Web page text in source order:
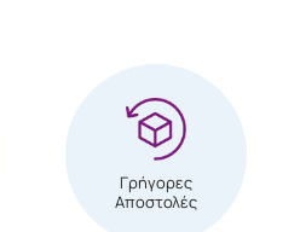
Γρήγορες
Αποστολές